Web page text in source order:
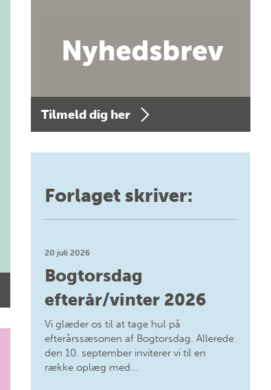
Tilmeld dig her
Forlaget skriver:
20 juli 2026
Bogtorsdag
efterår/vinter 2026
Vi glæder os til at tage hul på
efterårssæsonen af Bogtorsdag. Allerede
den 10. september inviterer vi til en
række oplæg med…